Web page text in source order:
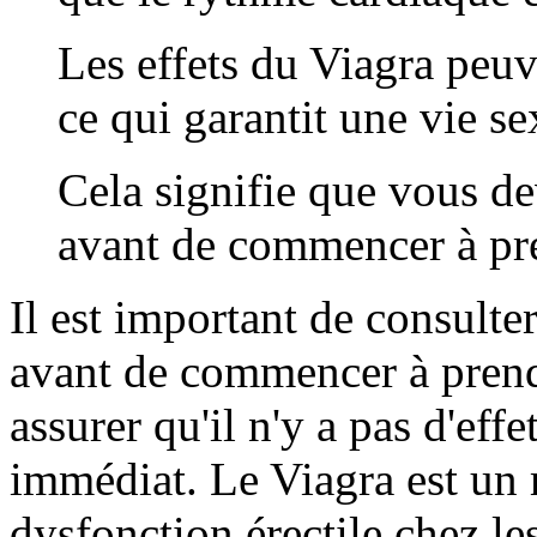
Les effets du Viagra
ce qui garantit une vie
Cela signifie que vous
avant de commencer à
Il est important de
avant de commencer à
assurer qu'il n'y a pas
immédiat. Le Viagra est